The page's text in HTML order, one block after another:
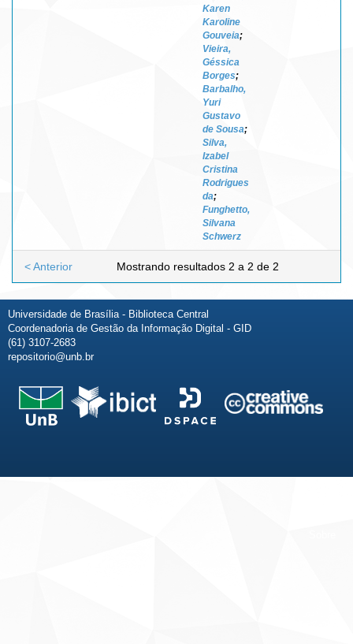
Karen
Karoline
Gouveia;
Vieira,
Géssica
Borges;
Barbalho,
Yuri
Gustavo
de Sousa;
Silva,
Izabel
Cristina
Rodrigues
da;
Funghetto,
Silvana
Schwerz
Mostrando resultados 2 a 2 de 2
< Anterior
Universidade de Brasília - Biblioteca Central
Coordenadoria de Gestão da Informação Digital - GID
(61) 3107-2683
repositorio@unb.br